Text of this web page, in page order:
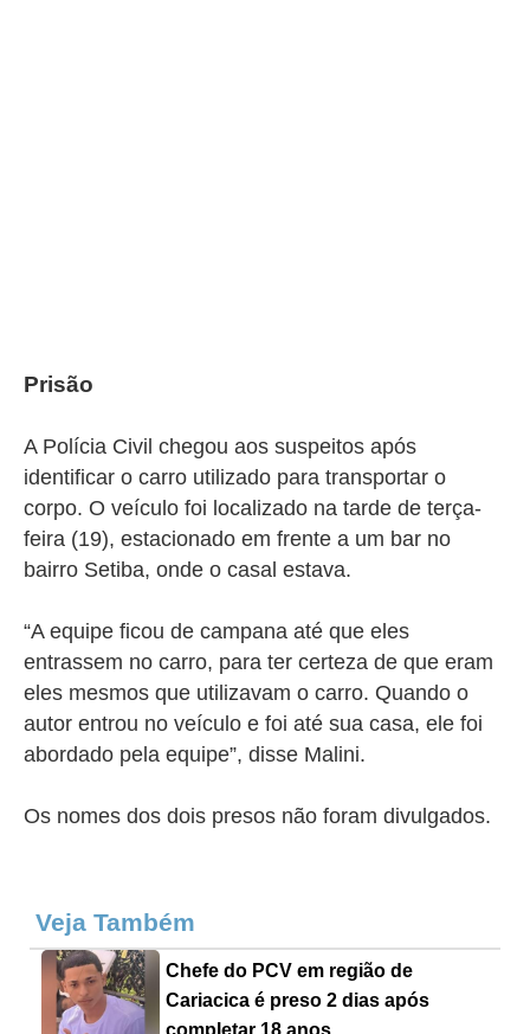
Prisão
A Polícia Civil chegou aos suspeitos após
identificar o carro utilizado para transportar o
corpo. O veículo foi localizado na tarde de terça-
feira (19), estacionado em frente a um bar no
bairro Setiba, onde o casal estava.
“A equipe ficou de campana até que eles
entrassem no carro, para ter certeza de que eram
eles mesmos que utilizavam o carro. Quando o
autor entrou no veículo e foi até sua casa, ele foi
abordado pela equipe”, disse Malini.
Os nomes dos dois presos não foram divulgados.
Veja Também
Chefe do PCV em região de
Cariacica é preso 2 dias após
completar 18 anos